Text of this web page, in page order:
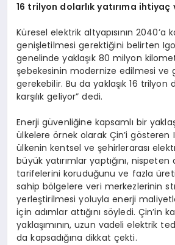
16 trilyon dolarlık yatırıma ihtiyaç
Küresel elektrik altyapısının
genişletilmesi gerektiğini belirten
genelinde yaklaşık 80 milyon
şebekesinin modernize edilmesi ve
gerekebilir. Bu da yaklaşık 16 trilyon
karşılık geliyor” dedi.
Enerji güvenliğine kapsamlı bir
ülkelere örnek olarak Çin’i gösteren
ülkenin kentsel ve şehirlerarası
büyük yatırımlar yaptığını,
tarifelerini koruduğunu ve fazla
sahip bölgelere veri merkezlerinin
yerleştirilmesi yoluyla enerji
için adımlar attığını söyledi. Çin’in
yaklaşımının, uzun vadeli elektrik
da kapsadığına dikkat çekti.